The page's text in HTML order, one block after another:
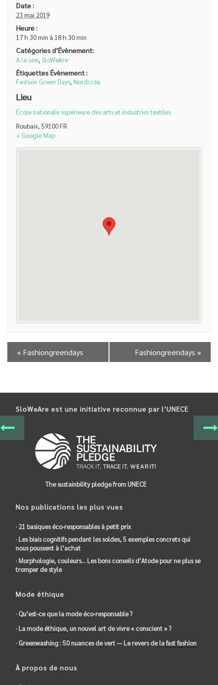
Date :
23 mai 2019
Heure :
17 h 30 min à 18 h 30 min
Catégories d’Évènement:
A la une, SloWeAre
Étiquettes Évènement :
Fashion Green Days, Nordcréa
Lieu
École nationale supérieure des arts et industries textiles
Roubaix, 59100FR
+ Google Map
« Fashiongreendays Fashiongreendays »
SloWeAre est une initiative reconnue par l’UNECE
The sustainbility pledge from UNECE
Nos publications les plus vues
· 21 basiques éco-responsables à petit prix
· Les biais cognitifs pendant les soldes, 5 exemples concrets qui
nous poussent à l’achat
· Morphologie, couleurs… Les bons conseils d’Atode pour ne plus se
tromper de style
Mode éthique
· Qu’est-ce que la mode éco-responsable ?
· La modeéthique, un nouvel art de vivre « conscient » ?
· Greenwashing : 50 nuances de vert — Le revers de lafast fashion
À propos de nous